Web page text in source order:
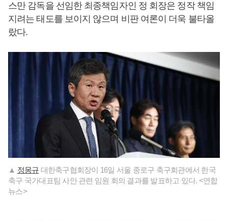
스만 감독을 선임한 최종책임자인 정 회장은 정작 책임
지려는 태도를 보이지 않으며 비판 여론이 더욱 불타올
랐다.
▲ 정몽규 대한축구협회장이 16일 서울 종로구 축구회관에서 한국
축구 국가대표팀 사안 관련 임원 회의 결과를 발표하고 있다. <연합
뉴스>